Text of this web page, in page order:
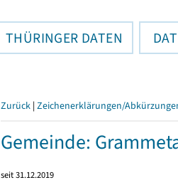
THÜRINGER DATEN
Zurück | Zeichenerklärungen/
Gemeinde:
seit 31.12.2019